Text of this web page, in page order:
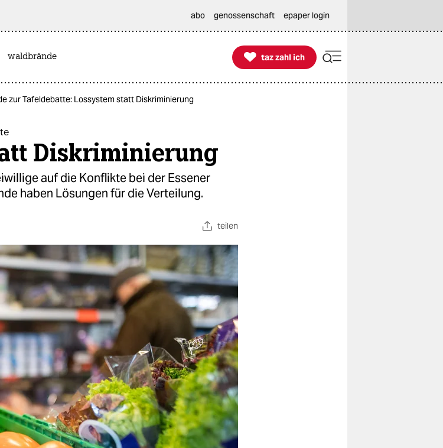
abo genossenschaft epaper login
waldbrände 
taz zahl ich
taz zahl ich
zur Tafeldebatte: Lossystem statt Diskriminierung
Diskriminierung
auf die Konflikte bei der Essener
haben Lösungen für die Verteilung.
teilen